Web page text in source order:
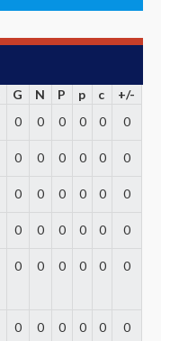
G N P p c
+/-
0 0 0 0 0 0
0 0 0 0 0 0
0 0 0 0 0 0
0 0 0 0 0 0
0 0 0 0 0 0
0 0 0 0 0 0